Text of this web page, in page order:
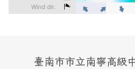
頁尾區域內容
臺南市市立南寧高級